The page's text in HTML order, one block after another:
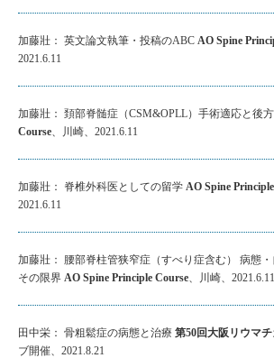
加藤壯： 英文論文執筆・投稿のABC AO Spine
2021.6.11
加藤壯： 頚部脊髄症（CSM&OPLL）手術適応と後
Course、川崎、2021.6.11
加藤壯： 脊椎外科医としての留学 AO Spine
2021.6.11
加藤壯： 腰部脊柱管狭窄症（すべり症含む） 病態
その限界 AO Spine Principle Course、川崎、2021.6.11
田中栄： 骨粗鬆症の病態と治療 第50回大阪リウマ
ブ開催、2021.8.21